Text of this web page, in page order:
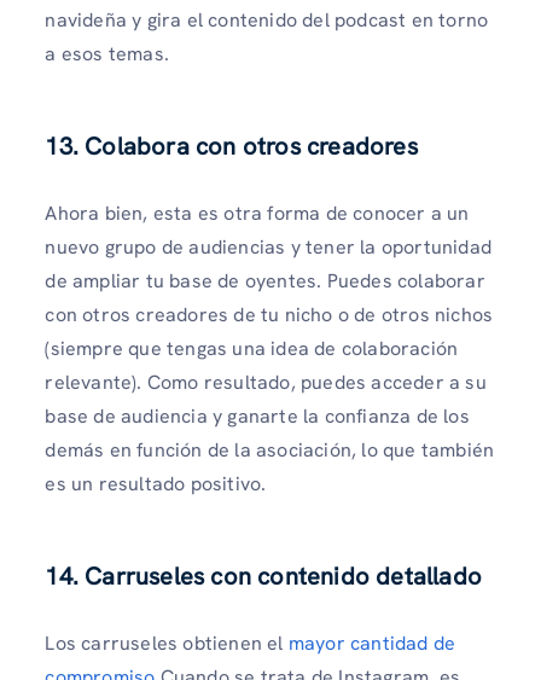
navideña y gira el contenido del podcast en torno
a esos temas.
13. Colabora con otros creadores
Ahora bien, esta es otra forma de conocer a un
nuevo grupo de audiencias y tener la oportunidad
de ampliar tu base de oyentes. Puedes colaborar
con otros creadores de tu nicho o de otros nichos
(siempre que tengas una idea de colaboración
relevante). Como resultado, puedes acceder a su
base de audiencia y ganarte la confianza de los
demás en función de la asociación, lo que también
es un resultado positivo.
14. Carruseles con contenido detallado
Los carruseles obtienen el mayor cantidad de